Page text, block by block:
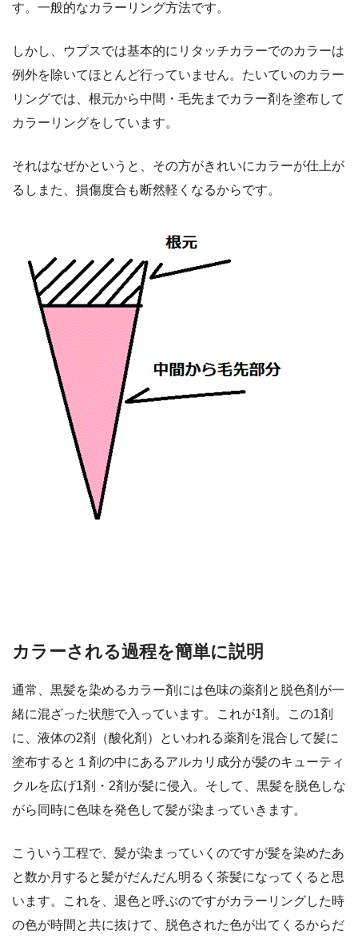
す。一般的なカラーリング方法です。
しかし、ウプスでは基本的にリタッチカラーでのカラーは
例外を除いてほとんど行っていません。たいていのカラー
リングでは、根元から中間・毛先までカラー剤を塗布して
カラーリングをしています。
それはなぜかというと、その方がきれいにカラーが仕上が
るしまた、損傷度合も断然軽くなるからです。
カラーされる過程を簡単に説明
通常、黒髪を染めるカラー剤には色味の薬剤と脱色剤が一
緒に混ざった状態で入っています。これが1剤。この1剤
に、液体の2剤（酸化剤）といわれる薬剤を混合して髪に
塗布すると１剤の中にあるアルカリ成分が髪のキューティ
クルを広げ1剤・2剤が髪に侵入。そして、黒髪を脱色しな
がら同時に色味を発色して髪が染まっていきます。
こういう工程で、髪が染まっていくのですが髪を染めたあ
と数か月すると髪がだんだん明るく茶髪になってくると思
います。これを、退色と呼ぶのですがカラーリングした時
の色が時間と共に抜けて、脱色された色が出てくるからだ